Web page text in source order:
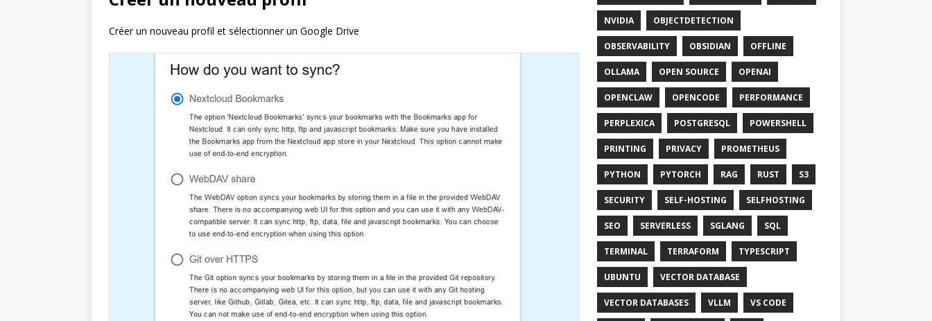
Créer un nouveau profil et sélectionner un Google Drive
NVIDIA OBJECTDETECTION
OBSERVABILITY OBSIDIAN OFFLINE
OLLAMA OPEN SOURCE OPENAI
OPENCLAW OPENCODE PERFORMANCE
PERPLEXICA POSTGRESQL POWERSHELL
PRINTING PRIVACY PROMETHEUS
PYTHON PYTORCH RAG RUST S3
SECURITY SELF-HOSTING SELFHOSTING
SEO SERVERLESS SGLANG SQL
TERMINAL TERRAFORM TYPESCRIPT
UBUNTU VECTOR DATABASE
VECTOR DATABASES VLLM VS CODE